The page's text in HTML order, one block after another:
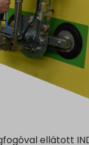
ellátott